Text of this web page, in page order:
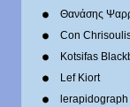
Θανάσης
Con
Kotsifas
Lef Kiort
lerapidograph